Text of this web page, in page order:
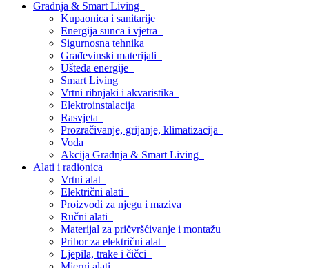
Gradnja & Smart Living
Kupaonica i sanitarije
Energija sunca i vjetra
Sigurnosna tehnika
Građevinski materijali
Ušteda energije
Smart Living
Vrtni ribnjaki i akvaristika
Elektroinstalacija
Rasvjeta
Prozračivanje, grijanje, klimatizacija
Voda
Akcija Gradnja & Smart Living
Alati i radionica
Vrtni alat
Električni alati
Proizvodi za njegu i maziva
Ručni alati
Materijal za pričvršćivanje i montažu
Pribor za električni alat
Ljepila, trake i čičci